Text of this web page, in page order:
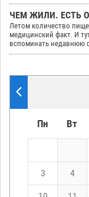
ЧЕМ ЖИЛИ. ЕСТЬ
Летом количество
медицинский факт. И
вспоминать недавнюю
Пн Вт
3 4